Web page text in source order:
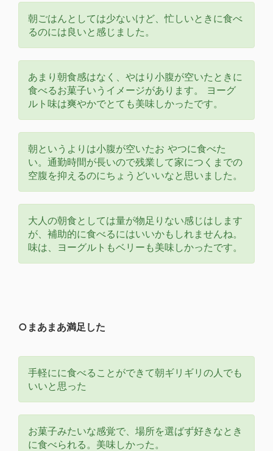
朝ごはんとしては少ないけど、忙しいときに食べ
るのには良いと感じました。
あまり朝食感はなく、やはり小腹が空いたときに
食べるお菓子いうイメージがあります。 ヨーグ
ルト味は爽やかでとても美味しかったです。
朝というよりは小腹が空いたお やつに食べた
い。通勤時間が長いので残業して家につくまでの
空腹を抑えるのにちょうどいいなと思いました。
大人の朝食としては量が物足りない感じはします
が、補助的に食べるにはいいかもしれませんね。
味は、ヨーグルトもベリーも美味しかったです。
○まあまあ満足した
手軽にに食べることができて朝ギリギリの人でも
いいと思った
お菓子みたいな感覚で、場所を選ばず好きなとき
に食べられる。美味しかった。